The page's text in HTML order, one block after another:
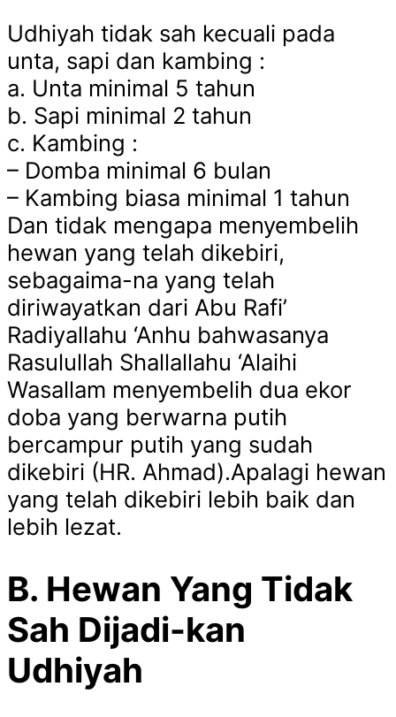
Udhiyah tidak sah kecuali pada
unta, sapi dan kambing :
a. Unta minimal 5 tahun
b. Sapi minimal 2 tahun
c. Kambing :
– Domba minimal 6 bulan
– Kambing biasa minimal 1 tahun
Dan tidak mengapa menyembelih
hewan yang telah dikebiri,
sebagaima-na yang telah
diriwayatkan dari Abu Rafi’
Radiyallahu ‘Anhu bahwasanya
Rasulullah Shallallahu ‘Alaihi
Wasallam menyembelih dua ekor
doba yang berwarna putih
bercampur putih yang sudah
dikebiri (HR. Ahmad).Apalagi hewan
yang telah dikebiri lebih baik dan
lebih lezat.
B. Hewan Yang Tidak
Sah Dijadi-kan
Udhiyah